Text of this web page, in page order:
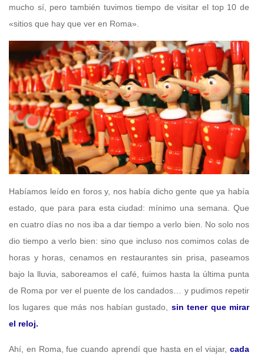
mucho sí, pero también tuvimos tiempo de visitar el top 10 de
«sitios que hay que ver en Roma».
Habíamos leído en foros y, nos había dicho gente que ya había
estado, que para para esta ciudad: mínimo una semana. Que
en cuatro días no nos iba a dar tiempo a verlo bien. No solo nos
dio tiempo a verlo bien: sino que incluso nos comimos colas de
horas y horas, cenamos en restaurantes sin prisa, paseamos
bajo la lluvia, saboreamos el café, fuimos hasta la última punta
de Roma por ver el puente de los candados… y pudimos repetir
los lugares que más nos habían gustado,
sin tener que mirar
el reloj.
Ahí, en Roma, fue cuando aprendí que hasta en el viajar, cada